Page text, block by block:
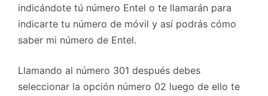
indicándote tú número Entel o te llamarán para
indicarte tu número de móvil y así podrás cómo
saber mi número de Entel.
Llamando al número 301 después debes
seleccionar la opción número 02 luego de ello te